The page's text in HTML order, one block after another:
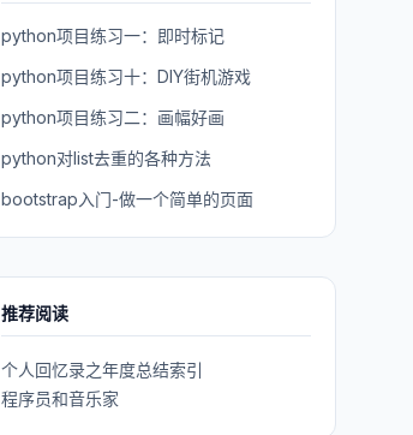
python项目练习一：即时标记
python项目练习十：DIY街机游戏
python项目练习二：画幅好画
python对list去重的各种方法
bootstrap入门-做一个简单的页面
推荐阅读
个人回忆录之年度总结索引
程序员和音乐家